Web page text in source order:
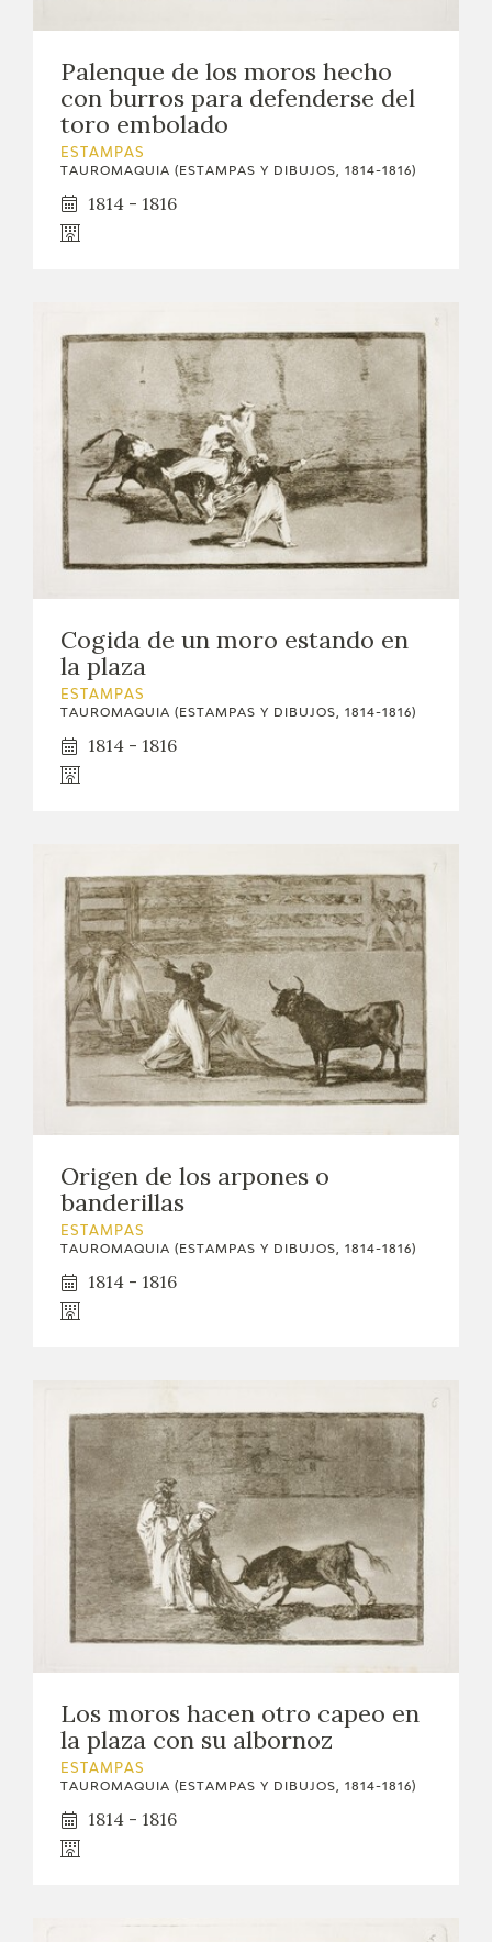
Palenque de los moros hecho
con burros para defenderse del
toro embolado
ESTAMPAS
TAUROMAQUIA (ESTAMPAS Y DIBUJOS, 1814-1816)
1814 - 1816
Cogida de un moro estando en
la plaza
ESTAMPAS
TAUROMAQUIA (ESTAMPAS Y DIBUJOS, 1814-1816)
1814 - 1816
Origen de los arpones o
banderillas
ESTAMPAS
TAUROMAQUIA (ESTAMPAS Y DIBUJOS, 1814-1816)
1814 - 1816
Los moros hacen otro capeo en
la plaza con su albornoz
ESTAMPAS
TAUROMAQUIA (ESTAMPAS Y DIBUJOS, 1814-1816)
1814 - 1816